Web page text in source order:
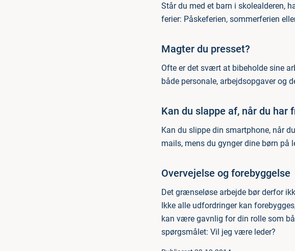
Står du med et barn i skolealderen,
ferier: Påskeferien, sommerferien
Magter du presset?
Ofte er det svært at bibeholde sine
både personale, arbejdsopgaver og
Kan du slappe af, når du har
Kan du slippe din smartphone, når
mails, mens du gynger dine børn på
Overvejelse og forebyggelse
Det grænseløse arbejde bør derfor
Ikke alle udfordringer kan
kan være gavnlig for din rolle som
spørgsmålet: Vil jeg være leder?